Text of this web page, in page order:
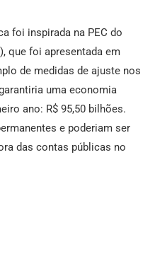
foi inspirada na PEC do
que foi apresentada em
de medidas de ajuste nos
uma economia
ano: R$ 95,50 bilhões.
e poderiam ser
das contas públicas no